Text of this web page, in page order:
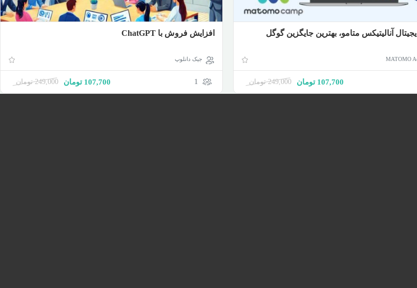
آنالیتیکس متامو، بهترین جایگزین گوگل
MATOMO
249,000 تومان 107,700 تومان
افزایش فروش با ChatGPT
جیک دانلوپ
1
249,000 تومان 107,700 تومان